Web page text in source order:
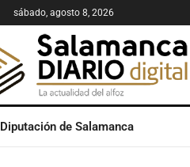
sábado, agosto 8, 2026
Diputación de Salamanca